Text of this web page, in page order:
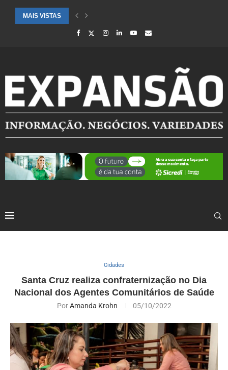
MAIS VISTAS
CIDADES ATENDIDAS PELO SEBRAE RS SÃO DESTAQUE EM
Cidades
Santa Cruz realiza confraternização no Dia
Nacional dos Agentes Comunitários de Saúde
PorAmanda Krohn 05/10/2022